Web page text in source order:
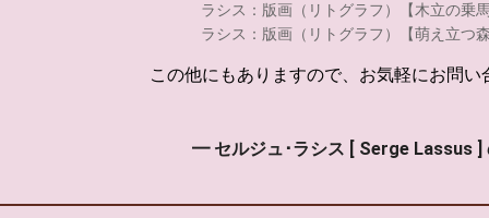
ラシス：版画（リトグラフ）【木立の乗
ラシス：版画（リトグラフ）【萌え立つ
この他にもありますので、お気軽にお問い
━ セルジュ･ラシス [ Serge Lassus